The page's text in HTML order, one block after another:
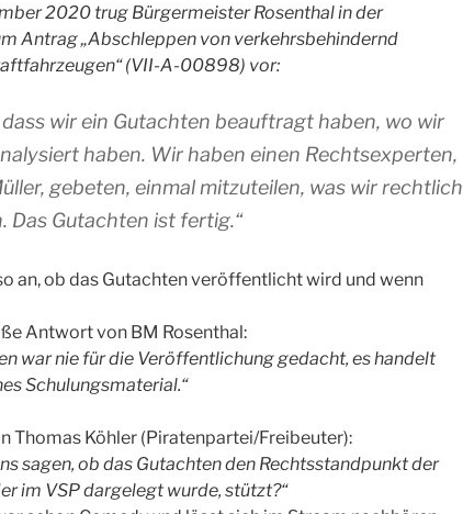
2020 trug Bürgermeister Rosenthal in der
Antrag „Abschleppen von verkehrsbehindernd
(VII-A-00898) vor:
dass wir ein Gutachten beauftragt haben, wo wir
haben. Wir haben einen Rechtsexperten,
gebeten, einmal mitzuteilen, was wir rechtlich
Das Gutachten ist fertig.“
an, ob das Gutachten veröffentlicht wird und wenn
Antwort von BM Rosenthal:
war nie für die Veröffentlichung gedacht, es handelt
Schulungsmaterial.“
Thomas Köhler (Piratenpartei/Freibeuter):
sagen, ob das Gutachten den Rechtsstandpunkt der
im VSP dargelegt wurde, stützt?“